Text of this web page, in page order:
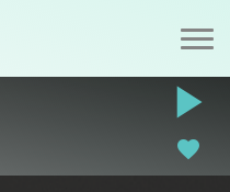
play_arrow
favorite